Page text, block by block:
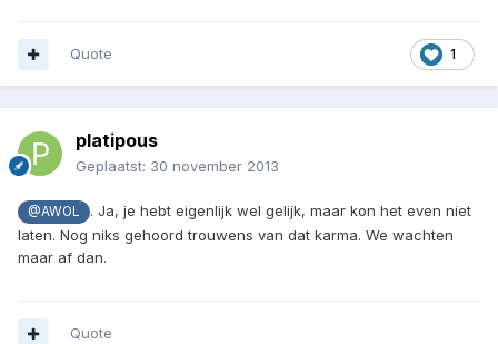
1
Quote
platipous
Geplaatst: 30 november 2013
@AWOL
. Ja, je hebt eigenlijk wel gelijk, maar kon het even niet
laten. Nog niks gehoord trouwens van dat karma. We wachten
maar af dan.
Quote